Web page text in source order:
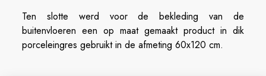
Ten slotte werd voor de bekleding van de
buitenvloeren een op maat gemaakt product in dik
porceleingres gebruikt in de afmeting 60x120 cm.